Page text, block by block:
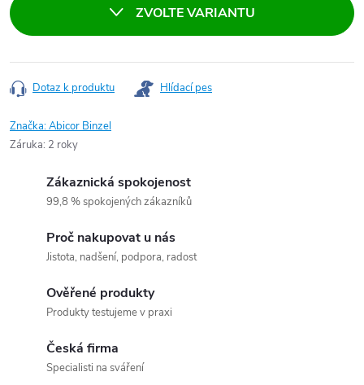
ZVOLTE VARIANTU
Dotaz k produktu Hlídací pes
Značka:Abicor Binzel
Záruka: 2 roky
Zákaznická spokojenost
99,8 % spokojených zákazníků
Proč nakupovat u nás
Jistota, nadšení, podpora, radost
Ověřené produkty
Produkty testujeme v praxi
Česká firma
Specialisti na sváření